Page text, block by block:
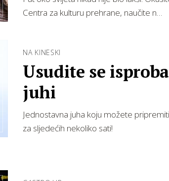
Centra za kulturu prehrane, naučite n…
NA KINESKI
Usudite se
juhi
Jednostavna juha koju možete
za sljedećih nekoliko sati!